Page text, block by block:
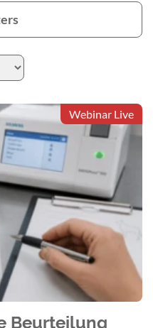
Webinar Live
Beurteilung